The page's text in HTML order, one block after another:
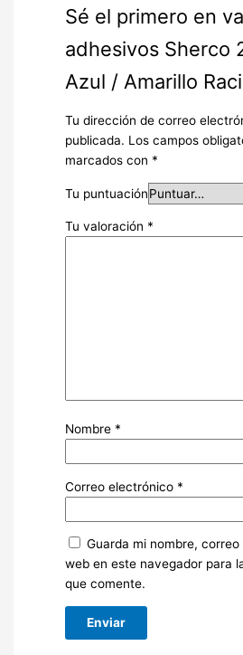
Sé el primero en
adhesivos Sherco
Azul / Amarillo
Tu dirección de correo
publicada. Los campos
marcados con *
Tu puntuación
Tu valoración *
Nombre *
Correo electrónico *
Guarda mi nombre,
web en este navegador para
que comente.